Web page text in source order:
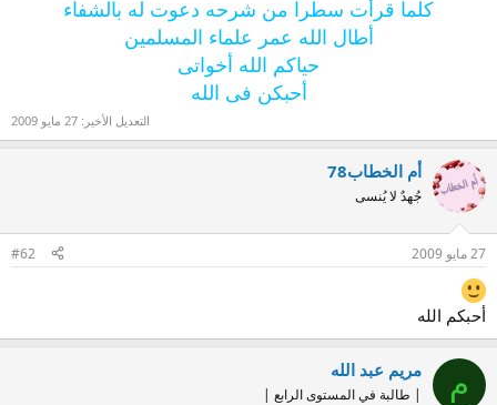
كلما قرأت سطرا من شرحه دعوت له بالشفاء
أطال الله عمر علماء المسلمين
حياكم الله أخواتى
أحبكن فى الله
التعديل الأخير: 27 مايو 2009
أم الخطاب78
جُهدٌ لا يُنسى
27 مايو 2009 #62
أحبكم الله
م مريم عبد الله
| طالبة في المستوى الرابع |